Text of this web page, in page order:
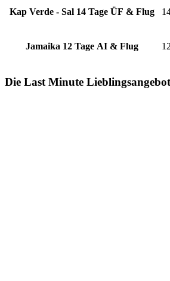
Kap Verde - Sal 14 Tage ÜF & Flug
Jamaika 12 Tage AI & Flug
Die Last Minute